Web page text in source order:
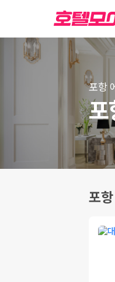
포항
포
포